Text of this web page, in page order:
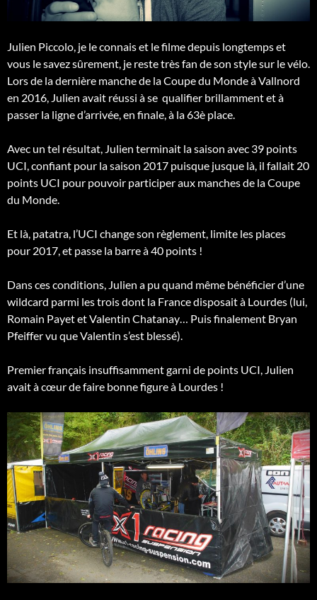
Julien Piccolo, je le connais et le filme depuis longtemps et
vous le savez sûrement, je reste très fan de son style sur le vélo.
Lors de la dernière manche de la Coupe du Monde à Vallnord
en 2016, Julien avait réussi à se qualifier brillamment et à
passer la ligne d’arrivée, en finale, à la 63è place.
Avec un tel résultat, Julien terminait la saison avec 39 points
UCI, confiant pour la saison 2017 puisque jusque là, il fallait 20
points UCI pour pouvoir participer aux manches de la Coupe
du Monde.
Et là, patatra, l’UCI change son règlement, limite les places
pour 2017, et passe la barre à 40 points !
Dans ces conditions, Julien a pu quand même bénéficier d’une
wildcard parmi les trois dont la France disposait à Lourdes (lui,
Romain Payet et Valentin Chatanay… Puis finalement Bryan
Pfeiffer vu que Valentin s’est blessé).
Premier français insuffisamment garni de points UCI, Julien
avait à cœur de faire bonne figure à Lourdes !